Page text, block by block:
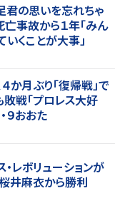
君の思いを忘れちゃ
亡事故から１年「みん
くことが大事」
か月ぶり「復帰戦」で
敗戦「プロレス大好
９おおた
・レボリューションが
井麻衣から勝利